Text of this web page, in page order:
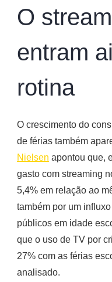
O
entram
rotina
O crescimento do
de férias também
Nielsen apontou que,
gasto com streaming
5,4% em relação ao
também por um
públicos em idade
que o uso de TV por
27% com as férias
analisado.